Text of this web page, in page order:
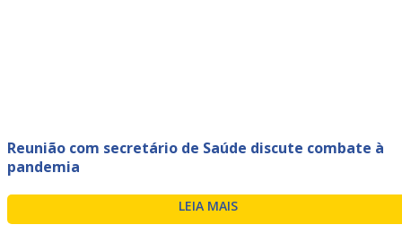
Reunião com secretário de Saúde discute combate à
pandemia
LEIA MAIS